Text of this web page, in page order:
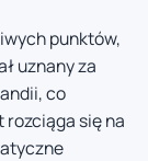
punktów,
uznany za
co
rozciąga się na